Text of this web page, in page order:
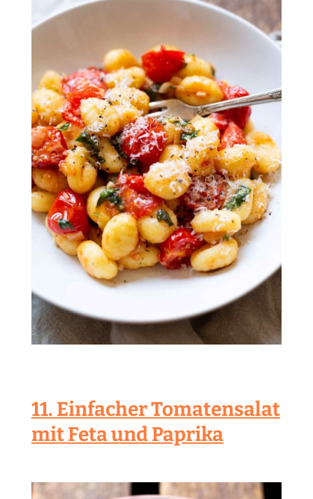
11. Einfacher Tomatensalat
mit Feta und Paprika